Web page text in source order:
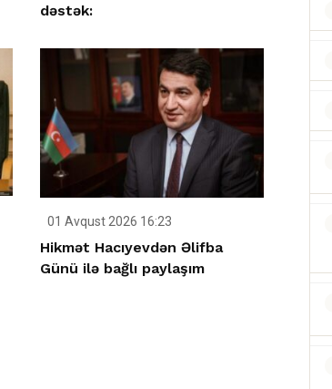
dəstək:
01 Avqust 2026 16:23
Hikmət Hacıyevdən Əlifba
Günü ilə bağlı paylaşım